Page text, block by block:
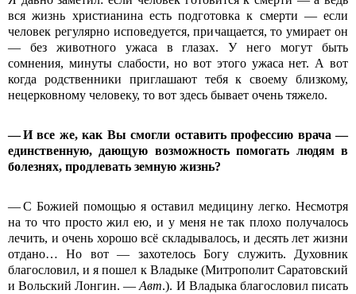
вся жизнь христианина есть подготовка к смерти — если
человек регулярно исповедуется, причащается, то умирает он
— без животного ужаса в глазах. У него могут быть
сомнения, минуты слабости, но вот этого ужаса нет. А вот
когда родственники приглашают тебя к своему близкому,
нецерковному человеку, то вот здесь бывает очень тяжело.
— И все же, как Вы смогли оставить профессию врача —
единственную, дающую возможность помогать людям в
болезнях, продлевать земную жизнь?
— С Божией помощью я оставил медицину легко. Несмотря
на то что просто жил ею, и у меня не так плохо получалось
лечить, и очень хорошо всё складывалось, и десять лет жизни
отдано… Но вот — захотелось Богу служить. Духовник
благословил, и я пошел к Владыке (Митрополит Саратовский
и Вольский Лонгин. —Авт.). И Владыка благословил писать